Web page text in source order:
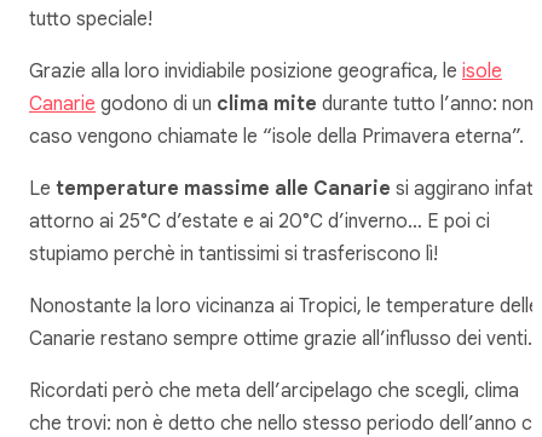
tutto speciale!
Grazie alla loro invidiabile posizione geografica, le isole
Canarie godono di un clima mite durante tutto l’anno: non
caso vengono chiamate le “isole della Primavera eterna”.
Le temperature massime alle Canarie si aggirano infatti
attorno ai 25°C d’estate e ai 20°C d’inverno… E poi ci
stupiamo perchè in tantissimi si trasferiscono lì!
Nonostante la loro vicinanza ai Tropici, le temperature delle
Canarie restano sempre ottime grazie all’influsso dei venti.
Ricordati però che meta dell’arcipelago che scegli, clima
che trovi: non è detto che nello stesso periodo dell’anno ci